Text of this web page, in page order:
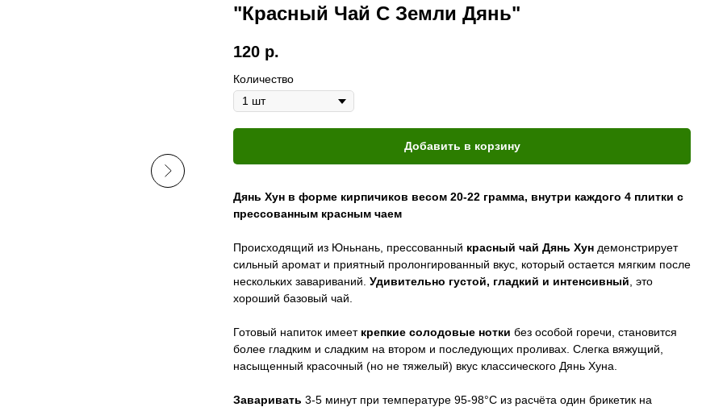
"Красный Чай С Земли Дянь"
120 р.
Количество
Добавить в корзину
Дянь Хун в форме кирпичиков весом 20-22 грамма, внутри каждого 4 плитки с
прессованным красным чаем
Происходящий из Юньнань, прессованный красный чай Дянь Хун демонстрирует
сильный аромат и приятный пролонгированный вкус, который остается мягким после
нескольких завариваний. Удивительно густой, гладкий и интенсивный , это
хороший базовый чай.
Готовый напиток имеет крепкие солодовые нотки без особой горечи, становится
более гладким и сладким на втором и последующих проливах. Слегка вяжущий,
насыщенный красочный (но не тяжелый) вкус классического Дянь Хуна.
Заваривать 3-5 минут при температуре 95-98°C из расчёта один брикетик на